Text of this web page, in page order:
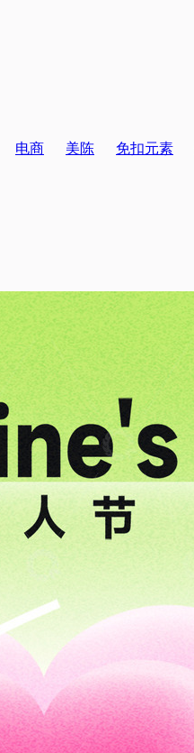
电商 美陈 免扣元素